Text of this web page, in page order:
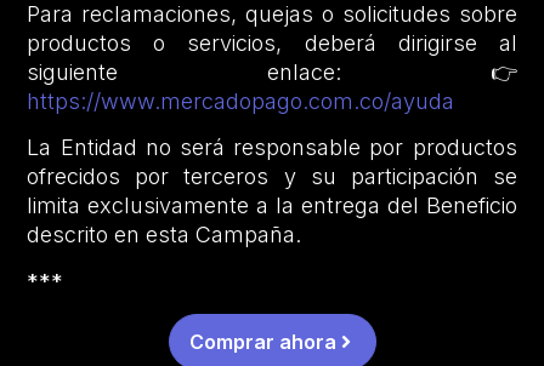
Para reclamaciones, quejas o solicitudes sobre
productos o servicios, deberá dirigirse al
siguiente enlace: 👉
https://www.mercadopago.com.co/ayuda
La Entidad no será responsable por productos
ofrecidos por terceros y su participación se
limita exclusivamente a la entrega del Beneficio
descrito en esta Campaña.
***
Comprar ahora